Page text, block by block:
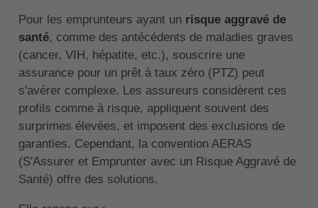
Pour les emprunteurs ayant un risque aggravé de
santé, comme des antécédents de maladies graves
(cancer, VIH, hépatite, etc.), souscrire une
assurance pour un prêt à taux zéro (PTZ) peut
s'avérer complexe. Les assureurs considèrent ces
profils comme à risque, appliquent souvent des
surprimes élevées, et imposent des exclusions de
garanties. Cependant, la convention AERAS
(S'Assurer et Emprunter avec un Risque Aggravé de
Santé) offre des solutions.